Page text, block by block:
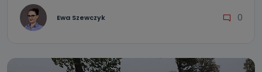
Ewa Szewczyk 0